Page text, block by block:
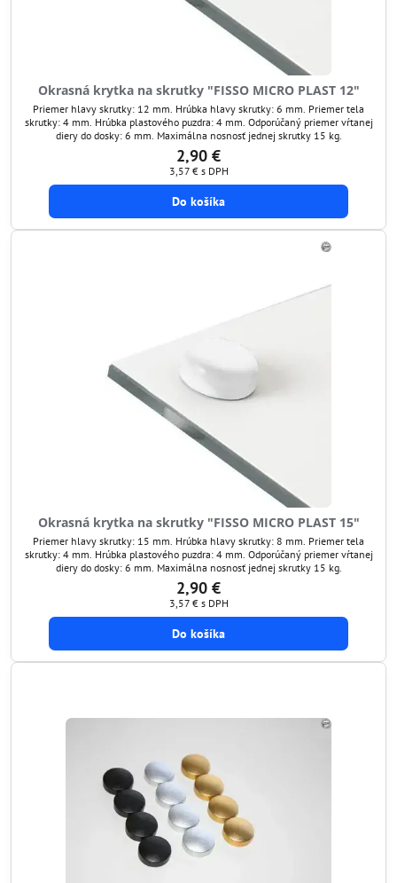
Okrasná krytka na skrutky "FISSO MICRO PLAST 12"
Priemer hlavy skrutky: 12 mm. Hrúbka hlavy skrutky: 6 mm. Priemer tela
skrutky: 4 mm. Hrúbka plastového puzdra: 4 mm. Odporúčaný priemer vŕtanej
diery do dosky: 6 mm. Maximálna nosnosť jednej skrutky 15 kg.
2,90 €
3,57 € s DPH
Do košíka
Okrasná krytka na skrutky "FISSO MICRO PLAST 15"
Priemer hlavy skrutky: 15 mm. Hrúbka hlavy skrutky: 8 mm. Priemer tela
skrutky: 4 mm. Hrúbka plastového puzdra: 4 mm. Odporúčaný priemer vŕtanej
diery do dosky: 6 mm. Maximálna nosnosť jednej skrutky 15 kg.
2,90 €
3,57 € s DPH
Do košíka